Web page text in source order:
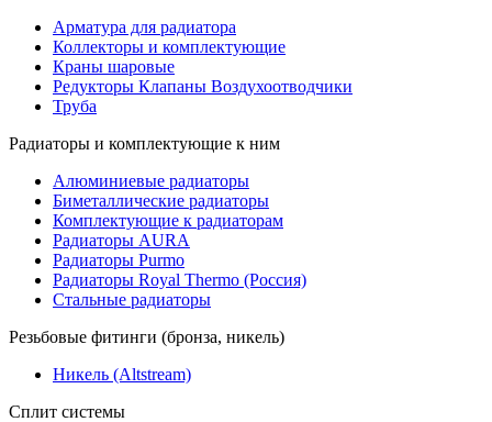
Арматура для радиатора
Коллекторы и комплектующие
Краны шаровые
Редукторы Клапаны Воздухоотводчики
Труба
Радиаторы и комплектующие к ним
Алюминиевые радиаторы
Биметаллические радиаторы
Комплектующие к радиаторам
Радиаторы AURA
Радиаторы Purmo
Радиаторы Royal Thermo (Россия)
Стальные радиаторы
Резьбовые фитинги (бронза, никель)
Никель (Altstream)
Сплит системы